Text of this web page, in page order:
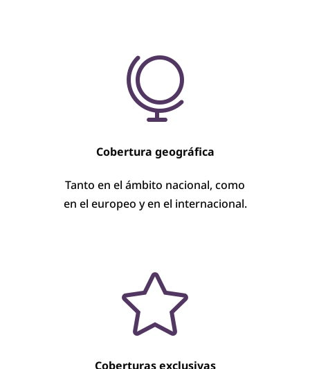

Cobertura geográfica
Tanto en el ámbito nacional, como
en el europeo y en el internacional.

Coberturas exclusivas